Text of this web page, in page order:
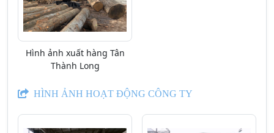
Hình ảnh xuất hàng Tân
Thành Long
HÌNH ẢNH HOẠT ĐỘNG CÔNG TY